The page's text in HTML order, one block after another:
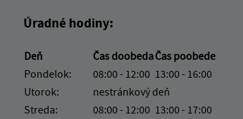
Úradné hodiny:
Deň Čas doobedaČas poobede
Pondelok:
08:00 - 12:00 13:00 - 16:00
Utorok:
nestránkový deň
Streda:
08:00 - 12:00 13:00 - 17:00